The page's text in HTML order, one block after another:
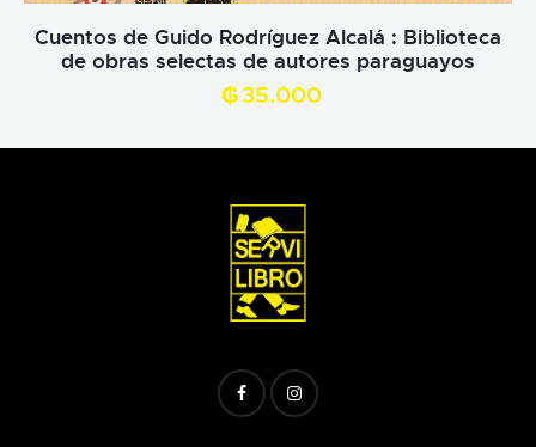
Cuentos de Guido Rodríguez Alcalá : Biblioteca
de obras selectas de autores paraguayos
₲35.000